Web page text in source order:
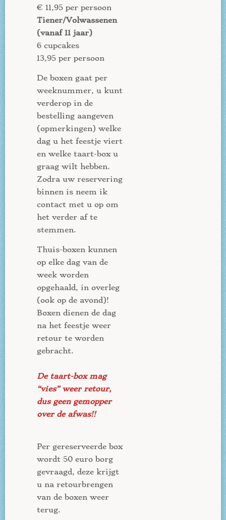
€ 11,95 per persoon
Tiener/Volwassenen
(vanaf 11 jaar)
6 cupcakes
13,95 per persoon
De boxen gaat per
weeknummer, u kunt
verderop in de
bestelling aangeven
(opmerkingen) welke
dag u het feestje viert
en welke taart-box u
graag wilt hebben.
Zodra uw reservering
binnen is neem ik
contact met u op om
het verder af te
stemmen.
Thuis-boxen kunnen
op elke dag van de
week worden
opgehaald, in overleg
(ook op de avond)!
Boxen dienen de dag
na het feestje weer
retour te worden
gebracht.
De taart-box mag
“vies” weer retour,
dus geen gemopper
over de afwas!!
Per gereserveerde box
wordt 50 euro borg
gevraagd, deze krijgt
u na retourbrengen
van de boxen weer
terug.